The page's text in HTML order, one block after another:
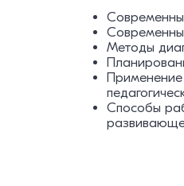
Методы
Применение
Способы